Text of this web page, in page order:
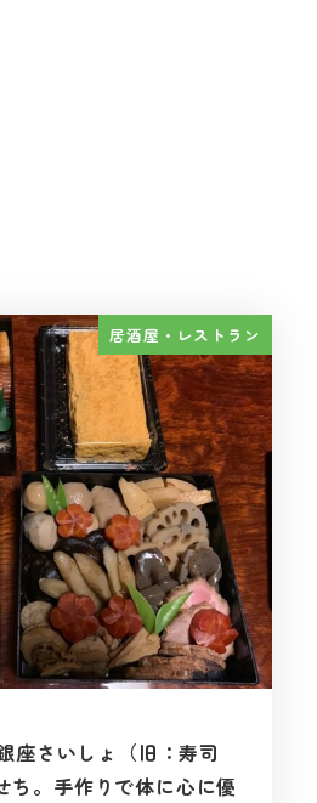
居酒屋・レストラン
座さいしょ（旧：寿司
ち。手作りで体に心に優